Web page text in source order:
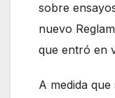
sobre
nuevo
que entró en
A medida